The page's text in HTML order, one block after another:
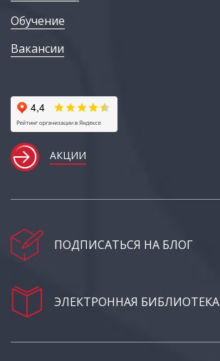
Обучение
Вакансии
АКЦИИ
ПОДПИСАТЬСЯ НА БЛОГ
ЭЛЕКТРОННАЯ БИБЛИОТЕКА